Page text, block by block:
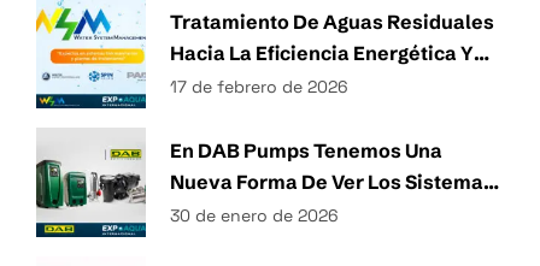
Tratamiento De Aguas Residuales
Hacia La Eficiencia Energética Y
Técnicas Sostenibles De Gestión
17 de febrero de 2026
En DAB Pumps Tenemos Una
Nueva Forma De Ver Los Sistemas
Hidráulicos.
30 de enero de 2026